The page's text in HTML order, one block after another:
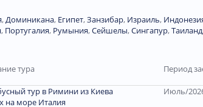
,Доминиканa, Египет,Занзибар, Израиль,
, Португалия, Румыния,Сейшелы,Сингапур,Таиланд
тура Период
тур в Римини из Киева
на море Италия
Июль/